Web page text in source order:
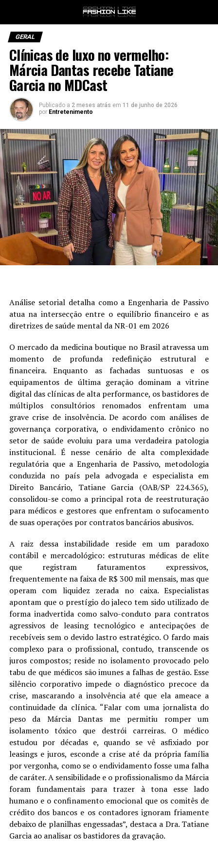
GERAL
Clínicas de luxo no vermelho:
Márcia Dantas recebe Tatiane
Garcia no MDCast
Publicado a 2 meses atrás em 11 de junho de 2026
por Entretenimento
Análise setorial detalha como a Engenharia de Passivo
atua na intersecção entre o equilíbrio financeiro e as
diretrizes de saúde mental da NR-01 em 2026
O mercado da medicina boutique no Brasil atravessa um
momento de profunda redefinição estrutural e
financeira. Enquanto as fachadas suntuosas e os
equipamentos de última geração dominam a vitrine
digital das clínicas de alta performance, os bastidores de
múltiplos consultórios renomados enfrentam uma
grave crise de insolvência. De acordo com análises de
governança corporativa, o endividamento crônico no
setor de saúde evoluiu para uma verdadeira patologia
institucional. É nesse cenário de alta complexidade
regulatória que a Engenharia de Passivo, metodologia
conduzida no país pela advogada e especialista em
Direito Bancário, Tatiane Garcia (OAB/SP 224.365),
consolidou-se como a principal rota de reestruturação
para médicos e gestores que enfrentam o sufocamento
de suas operações por contratos bancários abusivos.
A raiz dessa instabilidade reside em um paradoxo
contábil e mercadológico: estruturas médicas de elite
que registram faturamentos expressivos,
frequentemente na faixa de R$ 300 mil mensais, mas que
operam com liquidez zerada no caixa. Especialistas
apontam que o prestígio do jaleco tem sido utilizado de
forma inadvertida como salvo-conduto para contratos
agressivos de leasing tecnológico e antecipações de
recebíveis sem o devido lastro estratégico. O fardo mais
complexo para o profissional, contudo, transcende os
juros compostos; reside no isolamento provocado pelo
tabu de que médicos são imunes a falhas de gestão. Esse
silêncio corporativo impede o diagnóstico precoce da
crise, mascarando a insolvência até que ela ameace a
continuidade da clínica. “Falar com uma jornalista do
peso da Márcia Dantas me permitiu romper um
isolamento tóxico que destrói carreiras. O médico
estudou por décadas e, quando se vê asfixiado por
leasings e juros, esconde a crise até da própria família
por vergonha, como se o endividamento fosse uma falha
de caráter. A sensibilidade e o profissionalismo da Márcia
foram fundamentais para trazer à tona esse lado
humano e o confinamento emocional que os comitês de
crédito dos bancos e os contadores ignoram friamente
debaixo de planilhas engessadas”, destaca a Dra. Tatiane
Garcia ao analisar os bastidores da gravação.